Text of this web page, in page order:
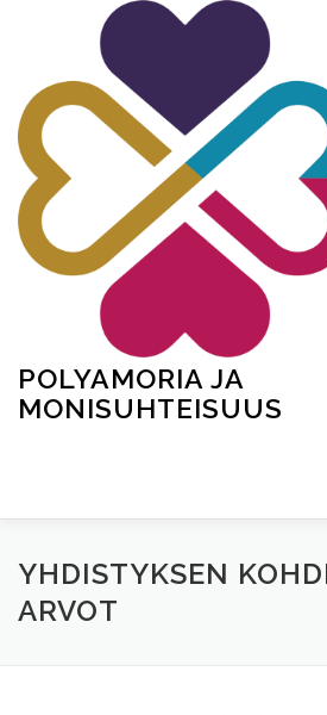
POLYAMORIA JA
MONISUHTEISUUS
TERVETULOA TIETOA APUA
YHDISTYKSEN
ARVOT